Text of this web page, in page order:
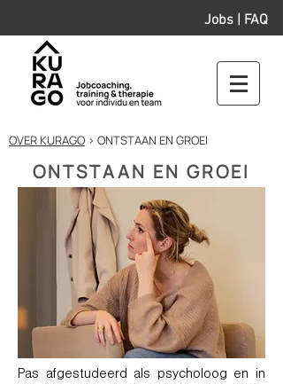
Jobs | FAQ
OVER KURAGO > ONTSTAAN EN GROEI
ONTSTAAN EN GROEI
Pas afgestudeerd als psycholoog en in